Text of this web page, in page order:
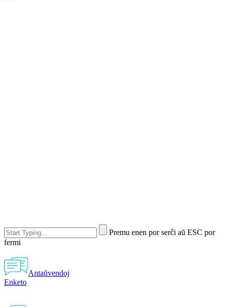
Premu enen por serĉi aŭ ESC por
fermi
Antaŭvendoj
Enketo